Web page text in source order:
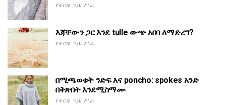
የትርፍ ጊዜ ሥራ
እጃቸውን ጋር እንደ tulle ውጭ አበባ ለማድረግ?
የትርፍ ጊዜ ሥራ
በሚጫወቱት ንድፍ እና poncho: spokes አንድ
በቅጽበት እንደሚስማሙ
የትርፍ ጊዜ ሥራ